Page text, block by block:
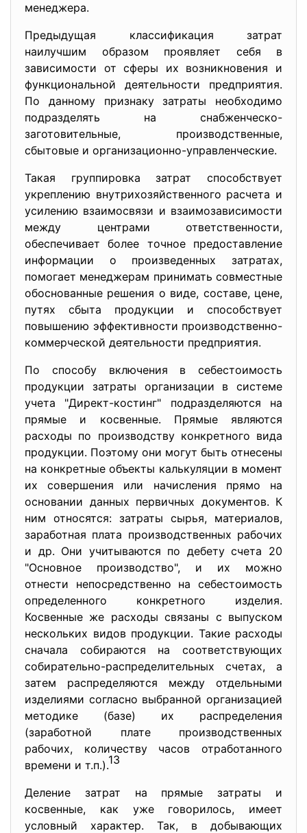
менеджера.
Предыдущая классификация затрат
наилучшим образом проявляет себя в
зависимости от сферы их возникновения и
функциональной деятельности предприятия.
По данному признаку затраты необходимо
подразделять на снабженческо-
заготовительные, производственные,
сбытовые и организационно-управленческие.
Такая группировка затрат способствует
укреплению внутрихозяйственного расчета и
усилению взаимосвязи и взаимозависимости
между центрами ответственности,
обеспечивает более точное предоставление
информации о произведенных затратах,
помогает менеджерам принимать совместные
обоснованные решения о виде, составе, цене,
путях сбыта продукции и способствует
повышению эффективности производственно-
коммерческой деятельности предприятия.
По способу включения в себестоимость
продукции затраты организации в системе
учета "Директ-костинг" подразделяются на
прямые и косвенные. Прямые являются
расходы по производству конкретного вида
продукции. Поэтому они могут быть отнесены
на конкретные объекты калькуляции в момент
их совершения или начисления прямо на
основании данных первичных документов. К
ним относятся: затраты сырья, материалов,
заработная плата производственных рабочих
и др. Они учитываются по дебету счета 20
"Основное производство", и их можно
отнести непосредственно на себестоимость
определенного конкретного изделия.
Косвенные же расходы связаны с выпуском
нескольких видов продукции. Такие расходы
сначала собираются на соответствующих
собирательно-распределительных счетах, а
затем распределяются между отдельными
изделиями согласно выбранной организацией
методике (базе) их распределения
(заработной плате производственных
рабочих, количеству часов отработанного
времени и т.п.).13
Деление затрат на прямые затраты и
косвенные, как уже говорилось, имеет
условный характер. Так, в добывающих